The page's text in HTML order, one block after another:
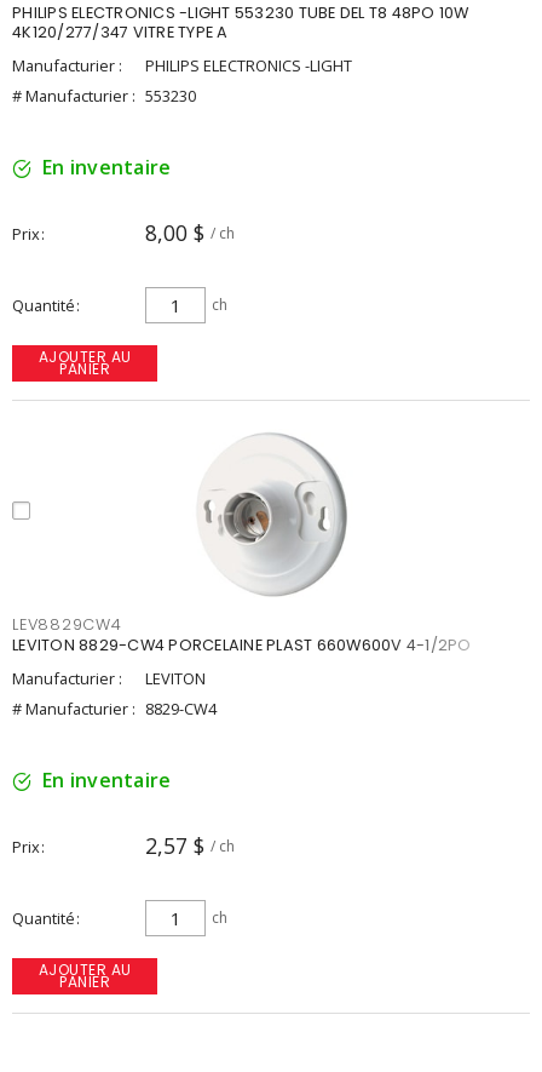
PHILIPS ELECTRONICS -LIGHT 553230 TUBE DEL T8 48PO 10W
4K120/277/347 VITRE TYPE A
Manufacturier :
PHILIPS ELECTRONICS -LIGHT
# Manufacturier : 553230
En inventaire
Prix 8,00 $ / ch
Quantité ch
AJOUTER AU
PANIER
LEV8829CW4
LEVITON 8829-CW4 PORCELAINE PLAST 660W600V 4-1/2PO
Manufacturier :
LEVITON
# Manufacturier : 8829-CW4
En inventaire
Prix 2,57 $ / ch
Quantité ch
AJOUTER AU
PANIER